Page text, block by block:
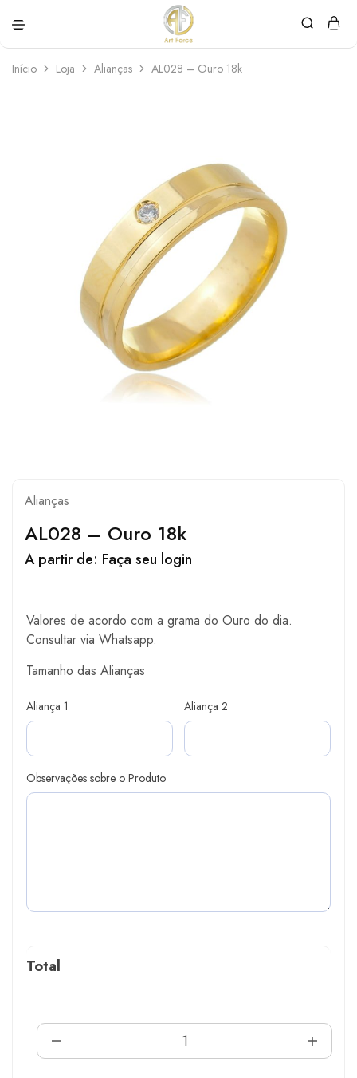
Force
personalizadas
Início Loja Alianças AL028 – Ouro 18k
Alianças
AL028 – Ouro 18k
A partir de: Faça seu login
Valores de acordo com a grama do Ouro do dia.
Consultar via Whatsapp.
Tamanho das Alianças
Aliança 1 Aliança 2
Observações sobre o Produto
Total